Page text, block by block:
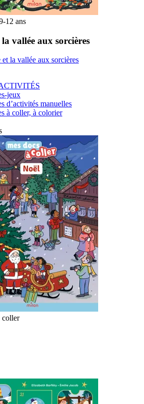
12 ans
vallée aux sorcières
la vallée aux sorcières
jeux
d’activités manuelles
à coller, à colorier
coller